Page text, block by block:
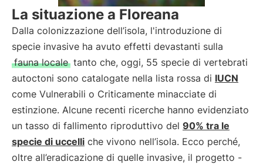
La situazione a Floreana
Dalla colonizzazione dell’isola, l'introduzione di
specie invasive ha avuto effetti devastanti sulla
fauna locale tanto che, oggi, 55 specie di vertebrati
autoctoni sono catalogate nella lista rossa di IUCN
come Vulnerabili o Criticamente minacciate di
estinzione. Alcune recenti ricerche hanno evidenziato
un tasso di fallimento riproduttivo del 90% tra le
specie di uccelli che vivono nell’isola. Ecco perché,
oltre all’eradicazione di quelle invasive, il progetto -